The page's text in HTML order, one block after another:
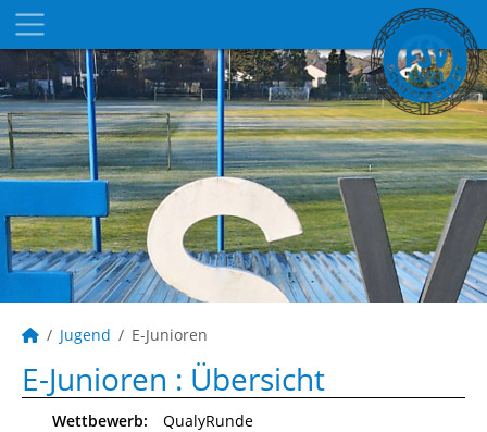
Jugend E-Junioren
E-Junioren : Übersicht
Wettbewerb:
QualyRunde